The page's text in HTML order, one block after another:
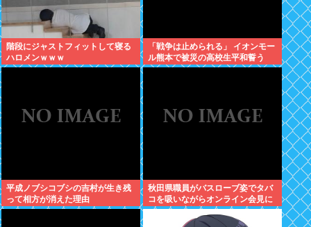
階段にジャストフィットして寝る
ハロメンｗｗｗ
「戦争は止められる」 イオンモー
ル熊本で被災の高校生平和誓う
平成ノブシコブシの吉村が生き残
って相方が消えた理由
秋田県職員がバスローブ姿でタバ
コを吸いながらオンライン会見に
どこのお貴族様だよw